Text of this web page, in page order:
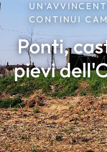
CONTINUI
Ponti,
pievi